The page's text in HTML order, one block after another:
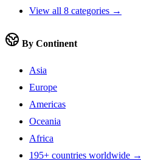
View all 8 categories →
By Continent
Asia
Europe
Americas
Oceania
Africa
195+ countries worldwide →